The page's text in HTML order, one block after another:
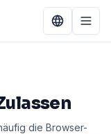
die Browser-